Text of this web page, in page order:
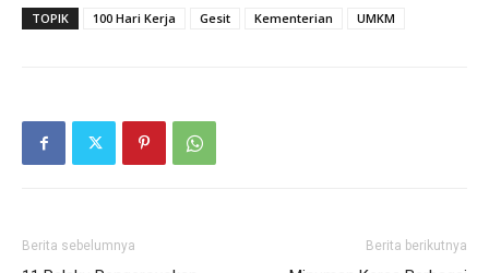
TOPIK 100 Hari Kerja Gesit Kementerian UMKM
Berita sebelumnya Berita berikutnya